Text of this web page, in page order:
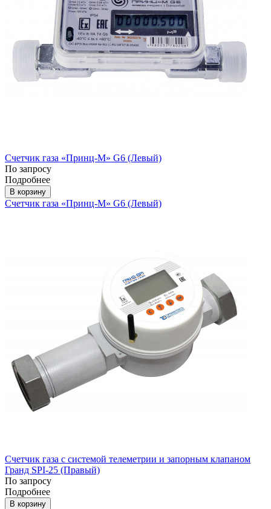
Счетчик газа «Принц-М» G6 (Левый)
По запросу
Подробнее
В корзину
Счетчик газа «Принц-М» G6 (Левый)
Счетчик газа с системой телеметрии и запорным клапаном
Гранд SPI-25 (Правый)
По запросу
Подробнее
В корзину